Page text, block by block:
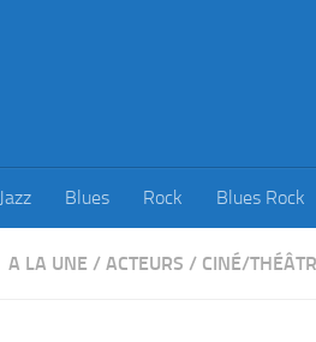
Jazz Blues Rock Blues Rock
A LA UNE / ACTEURS / CINÉ/